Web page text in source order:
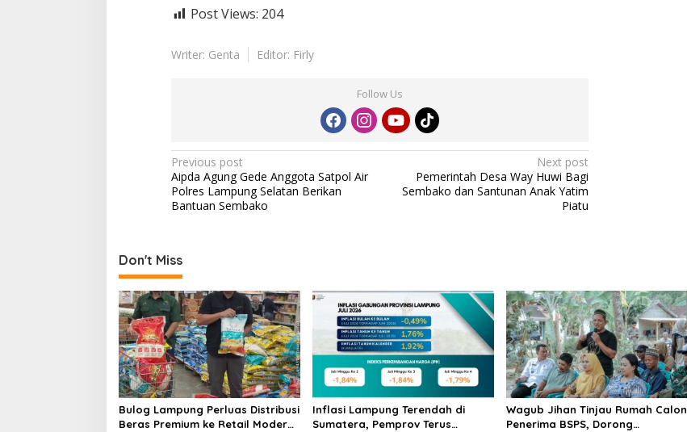
Post Views: 204
Writer: Genta Editor: Firly
Follow Us
P
o
s
n
a
v
i
g
a
t
i
Previous post
Aipda Agung Gede Anggota Satpol Air
Polres Lampung Selatan Berikan
Bantuan Sembako
Next post
Pemerintah Desa Way Huwi Bagi
Sembako dan Santunan Anak Yatim
Piatu
Don't Miss
Bulog Lampung Perluas Distribusi
Beras Premium ke Retail Modern,
Inflasi Lampung Terendah di
Sumatera, Pemprov Terus
Wagub Jihan Tinjau Rumah Calon
Penerima BSPS, Dorong